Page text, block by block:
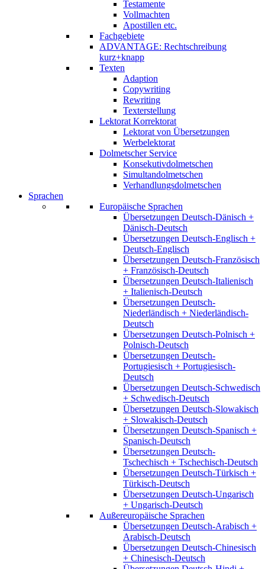
Testamente
Vollmachten
Apostillen etc.
Fachgebiete
ADVANTAGE: Rechtschreibung
kurz+knapp
Texten
Adaption
Copywriting
Rewriting
Texterstellung
Lektorat Korrektorat
Lektorat von Übersetzungen
Werbelektorat
Dolmetscher Service
Konsekutivdolmetschen
Simultandolmetschen
Verhandlungsdolmetschen
Sprachen
Europäische Sprachen
Übersetzungen Deutsch-Dänisch +
Dänisch-Deutsch
Übersetzungen Deutsch-Englisch +
Deutsch-Englisch
Übersetzungen Deutsch-Französisch
+ Französisch-Deutsch
Übersetzungen Deutsch-Italienisch
+ Italienisch-Deutsch
Übersetzungen Deutsch-
Niederländisch + Niederländisch-
Deutsch
Übersetzungen Deutsch-Polnisch +
Polnisch-Deutsch
Übersetzungen Deutsch-
Portugiesisch + Portugiesisch-
Deutsch
Übersetzungen Deutsch-Schwedisch
+ Schwedisch-Deutsch
Übersetzungen Deutsch-Slowakisch
+ Slowakisch-Deutsch
Übersetzungen Deutsch-Spanisch +
Spanisch-Deutsch
Übersetzungen Deutsch-
Tschechisch + Tschechisch-Deutsch
Übersetzungen Deutsch-Türkisch +
Türkisch-Deutsch
Übersetzungen Deutsch-Ungarisch
+ Ungarisch-Deutsch
Außereuropäische Sprachen
Übersetzungen Deutsch-Arabisch +
Arabisch-Deutsch
Übersetzungen Deutsch-Chinesisch
+ Chinesisch-Deutsch